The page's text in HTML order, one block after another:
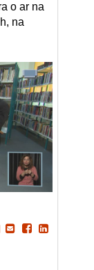
o ar na
na